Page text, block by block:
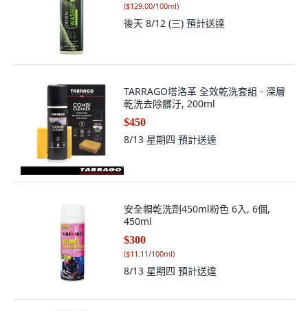
($129.00/100ml)
後天 8/12 (三) 預計送達
TARRAGO塔洛革 全效乾洗套組 - 深層
乾洗去除髒汙, 200ml
$450
8/13 星期四 預計送達
安全帽乾洗劑450ml粉色 6入, 6個,
450ml
$300
($11.11/100ml)
8/13 星期四 預計送達